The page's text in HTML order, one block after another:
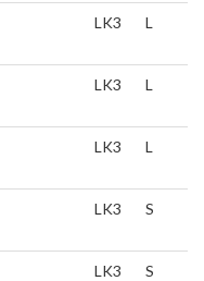
LK3 L
LK3 L
LK3 L
LK3 S
LK3 S